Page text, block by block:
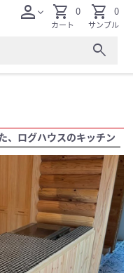
search
personexpand_more shopping_cart
カート
0 shopping_cart
サンプル
0
、ログハウスのキッチン